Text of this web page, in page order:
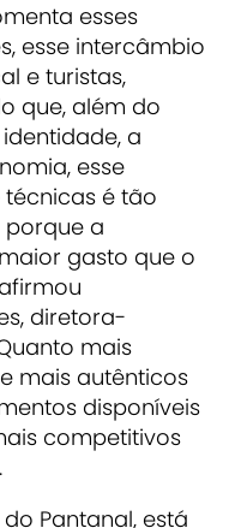
esses
esse intercâmbio
e turistas,
que, além do
a
esse
é tão
a
gasto que o
diretora-
mais
mais autênticos
disponíveis
competitivos
Pantanal, está